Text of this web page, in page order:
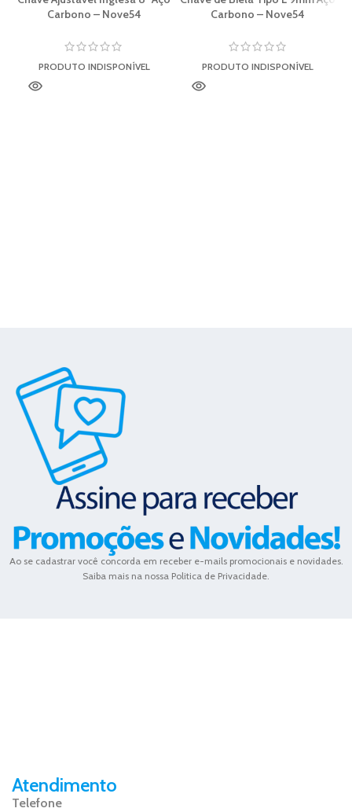
Carbono – Nove54
PRODUTO INDISPONÍVEL
Carbono – Nove54
PRODUTO INDISPONÍVEL
Ao se cadastrar você concorda em receber e-mails promocionais e novidades.
Saiba mais na nossa Politica de Privacidade.
Atendimento
Telefone